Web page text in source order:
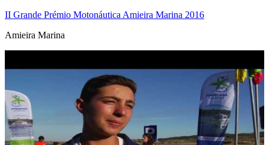
II Grande Prémio Motonáutica Amieira Marina 2016
Amieira Marina